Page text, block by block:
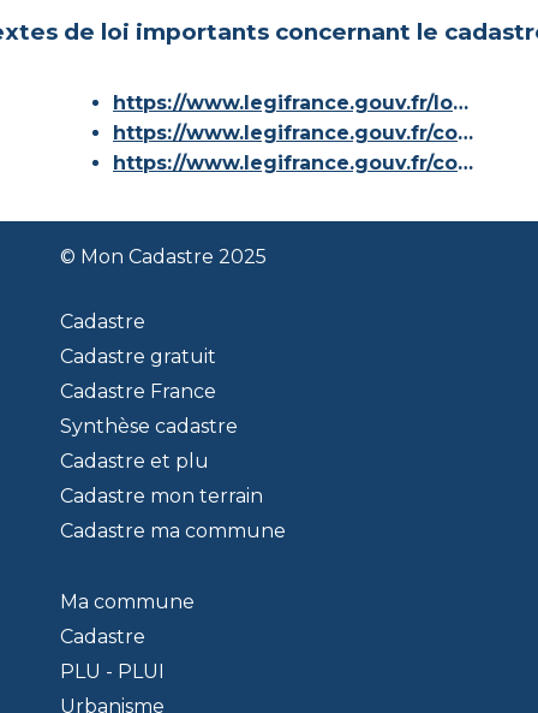
de loi importants concernant le
https://www.legifrance.gouv.fr/loda/id/JORFTEXT000000686267/
https://www.legifrance.gouv.fr/codes/article_lc/LEGIARTI000036588629/
https://www.legifrance.gouv.fr/codes/id/LEGISCTA000006180153/
© Mon Cadastre 2025
Cadastre
Cadastre gratuit
Cadastre France
Synthèse cadastre
Cadastre et plu
Cadastre mon terrain
Cadastre ma commune
Ma commune
Cadastre
PLU - PLUI
Urbanisme